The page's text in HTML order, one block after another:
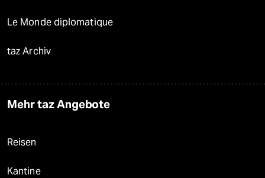
Le Monde diplomatique
taz Archiv
Mehr taz Angebote
Reisen
Kantine